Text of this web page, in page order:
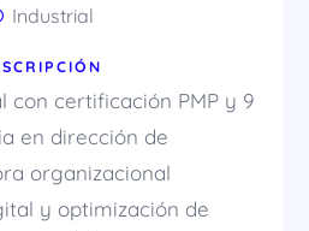
Industrial
con certificación PMP y 9
en dirección de
organizacional
y optimización de